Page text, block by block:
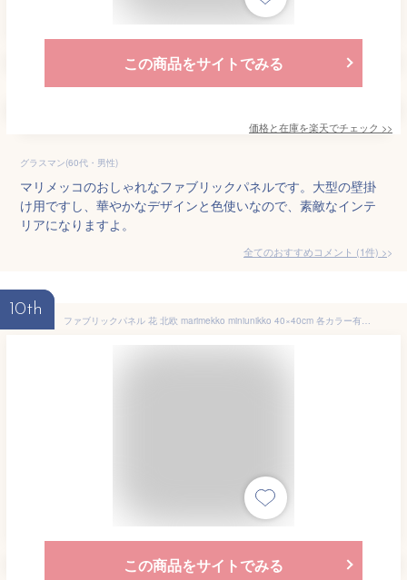
この商品をサイトでみる
価格と在庫を楽天でチェック >>
グラスマン(60代・男性)
マリメッコのおしゃれなファブリックパネルです。大型の壁掛
け用ですし、華やかなデザインと色使いなので、素敵なインテ
リアになりますよ。
全てのおすすめコメント (1件) >
10th
ファブリックパネル 花 北欧 marimekko miniunikko 40×40cm 各カラー有 赤 青 黒 黄 マルチ 黒地 ラッキー 選べる7カラー 人気商品 マリメッコ ミニウニッコ アートパネル
この商品をサイトでみる